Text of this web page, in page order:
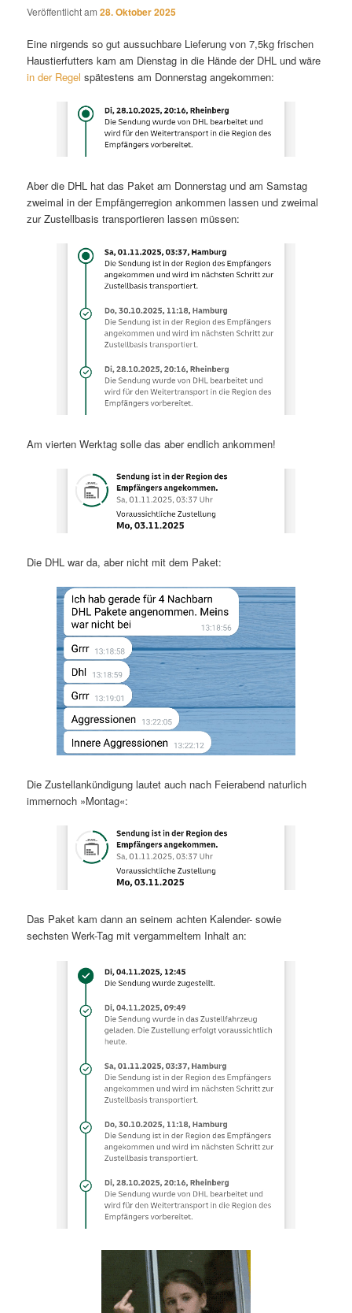
Veröffentlicht am28. Oktober 2025
Eine nirgends so gut aussuchbare Lieferung von 7,5kg frischen
Haustierfutters kam am Dienstag in die Hände der DHL und wäre
in der Regel spätestens am Donnerstag angekommen:
Aber die DHL hat das Paket am Donnerstag und am Samstag
zweimal in der Empfängerregion ankommen lassen und zweimal
zur Zustellbasis transportieren lassen müssen:
Am vierten Werktag solle das aber endlich ankommen!
Die DHL war da, aber nicht mit dem Paket:
Die Zustellankündigung lautet auch nach Feierabend naturlich
immernoch »Montag«:
Das Paket kam dann an seinem achten Kalender- sowie
sechsten Werk-Tag mit vergammeltem Inhalt an: